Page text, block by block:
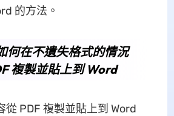
的方法。
何在不遺失格式的情況
複製並貼上到 Word
從 PDF 複製並貼上到 Word